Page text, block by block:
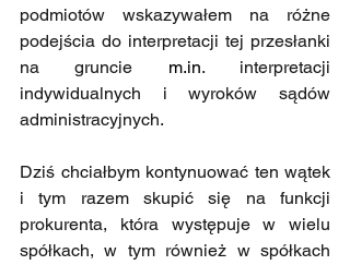
podmiotów wskazywałem na różne
podejścia do interpretacji tej przesłanki
na gruncie m.in. interpretacji
indywidualnych i wyroków sądów
administracyjnych.
Dziś chciałbym kontynuować ten wątek
i tym razem skupić się na funkcji
prokurenta, która występuje w wielu
spółkach, w tym również w spółkach